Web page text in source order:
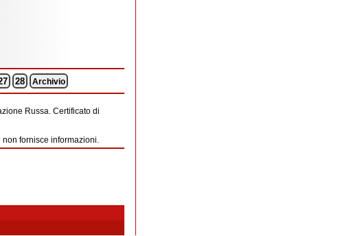
28 Archivio
Russa. Certificato di
fornisce informazioni.